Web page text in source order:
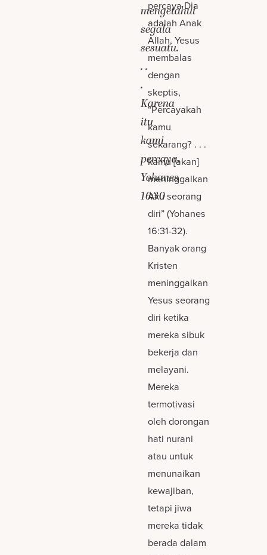
mengetahui
segala
sesuatu.
. .
.
Karena
itu
kami
percaya.
Yohanes
16:30
percaya Dia
adalah Anak
Allah, Yesus
membalas
dengan
skeptis,
“Percayakah
kamu
sekarang? . . .
kamu [akan]
meninggalkan
Aku seorang
diri” (Yohanes
16:31-32).
Banyak orang
Kristen
meninggalkan
Yesus seorang
diri ketika
mereka sibuk
bekerja dan
melayani.
Mereka
termotivasi
oleh dorongan
hati nurani
atau untuk
menunaikan
kewajiban,
tetapi jiwa
mereka tidak
berada dalam